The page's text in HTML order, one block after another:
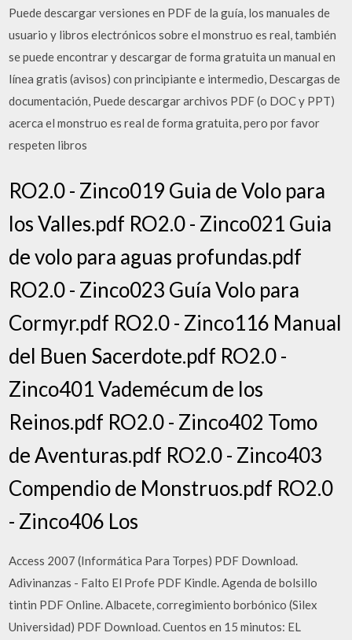
Puede descargar versiones en PDF de la guía, los manuales de
usuario y libros electrónicos sobre el monstruo es real, también
se puede encontrar y descargar de forma gratuita un manual en
línea gratis (avisos) con principiante e intermedio, Descargas de
documentación, Puede descargar archivos PDF (o DOC y PPT)
acerca el monstruo es real de forma gratuita, pero por favor
respeten libros
RO2.0 - Zinco019 Guia de Volo para
los Valles.pdf RO2.0 - Zinco021 Guia
de volo para aguas profundas.pdf
RO2.0 - Zinco023 Guía Volo para
Cormyr.pdf RO2.0 - Zinco116 Manual
del Buen Sacerdote.pdf RO2.0 -
Zinco401 Vademécum de los
Reinos.pdf RO2.0 - Zinco402 Tomo
de Aventuras.pdf RO2.0 - Zinco403
Compendio de Monstruos.pdf RO2.0
- Zinco406 Los
Access 2007 (Informática Para Torpes) PDF Download.
Adivinanzas - Falto El Profe PDF Kindle. Agenda de bolsillo
tintin PDF Online. Albacete, corregimiento borbónico (Silex
Universidad) PDF Download. Cuentos en 15 minutos: EL